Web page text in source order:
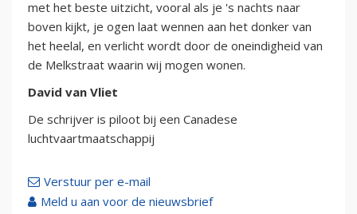
met het beste uitzicht, vooral als je 's nachts naar
boven kijkt, je ogen laat wennen aan het donker van
het heelal, en verlicht wordt door de oneindigheid van
de Melkstraat waarin wij mogen wonen.
David van Vliet
De schrijver is piloot bij een Canadese
luchtvaartmaatschappij
Verstuur per e-mail
Meld u aan voor de nieuwsbrief